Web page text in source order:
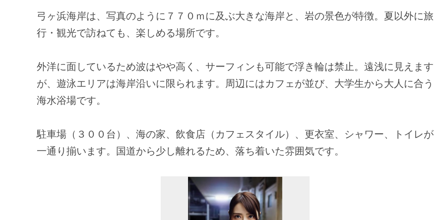
弓ヶ浜海岸は、写真のように７７０ｍに及ぶ大きな海岸と、岩の景色が特徴。夏以外に旅
行・観光で訪ねても、楽しめる場所です。
外洋に面しているため波はやや高く、サーフィンも可能で浮き輪は禁止。遠浅に見えます
が、遊泳エリアは海岸沿いに限られます。周辺にはカフェが並び、大学生から大人に合う
海水浴場です。
駐車場（３００台）、海の家、飲食店（カフェスタイル）、更衣室、シャワー、トイレが
一通り揃います。国道から少し離れるため、落ち着いた雰囲気です。